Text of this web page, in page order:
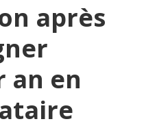
après
an en